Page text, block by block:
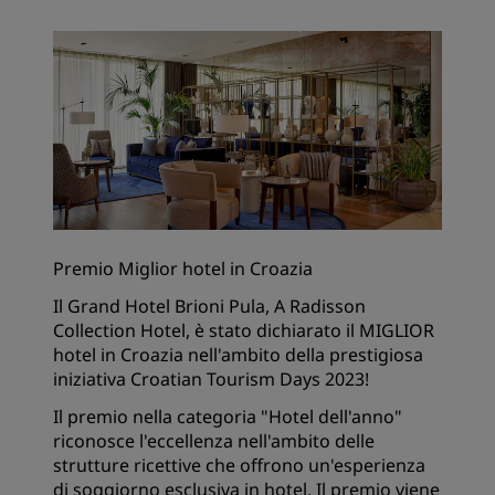
Premio Miglior hotel in Croazia
Il Grand Hotel Brioni Pula, A Radisson
Collection Hotel, è stato dichiarato il MIGLIOR
hotel in Croazia nell'ambito della prestigiosa
iniziativa Croatian Tourism Days 2023!
Il premio nella categoria "Hotel dell'anno"
riconosce l'eccellenza nell'ambito delle
strutture ricettive che offrono un'esperienza
di soggiorno esclusiva in hotel. Il premio viene